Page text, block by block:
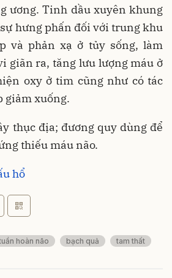
ương. Tinh dầu xuyên khung
hưng phấn đối với trung khu
và phản xạ ở tủy sống, làm
giãn ra, tăng lưu lượng máu ở
oxy ở tim cũng như có tác
giảm xuống.
thục địa; đương quy dùng để
thiếu máu não.
hổ
hoàn não bạch quả tam thất